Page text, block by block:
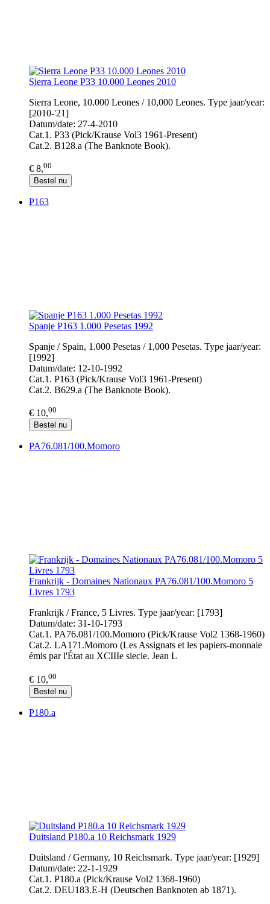
Sierra Leone P33 10.000 Leones 2010
Sierra Leone, 10.000 Leones / 10,000 Leones. Type jaar/year:
[2010-'21]
Datum/date: 27-4-2010
Cat.1. P33 (Pick/Krause Vol3 1961-Present)
Cat.2. B128.a (The Banknote Book).
€ 8,00
Bestel nu
P163
Spanje P163 1.000 Pesetas 1992
Spanje / Spain, 1.000 Pesetas / 1,000 Pesetas. Type jaar/year:
[1992]
Datum/date: 12-10-1992
Cat.1. P163 (Pick/Krause Vol3 1961-Present)
Cat.2. B629.a (The Banknote Book).
€ 10,00
Bestel nu
PA76.081/100.Momoro
Frankrijk - Domaines Nationaux PA76.081/100.Momoro 5
Livres 1793
Frankrijk / France, 5 Livres. Type jaar/year: [1793]
Datum/date: 31-10-1793
Cat.1. PA76.081/100.Momoro (Pick/Krause Vol2 1368-1960)
Cat.2. LA171.Momoro (Les Assignats et les papiers-monnaie
émis par l'État au XCIIIe siecle. Jean L
€ 10,00
Bestel nu
P180.a
Duitsland P180.a 10 Reichsmark 1929
Duitsland / Germany, 10 Reichsmark. Type jaar/year: [1929]
Datum/date: 22-1-1929
Cat.1. P180.a (Pick/Krause Vol2 1368-1960)
Cat.2. DEU183.E-H (Deutschen Banknoten ab 1871).